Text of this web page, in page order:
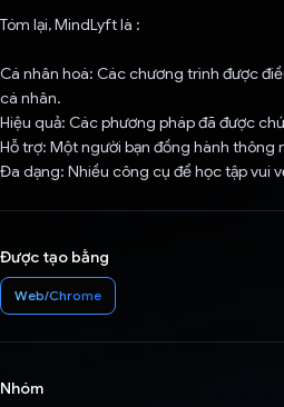
Tóm lại, MindLyft là :
Cá nhân hoá: Các chương trình được
cá nhân.
Hiệu quả: Các phương pháp đã được
Hỗ trợ: Một người bạn đồng hành thông
Đa dạng: Nhiều công cụ để học tập vui
Được tạo bằng
Web/Chrome
Nhóm